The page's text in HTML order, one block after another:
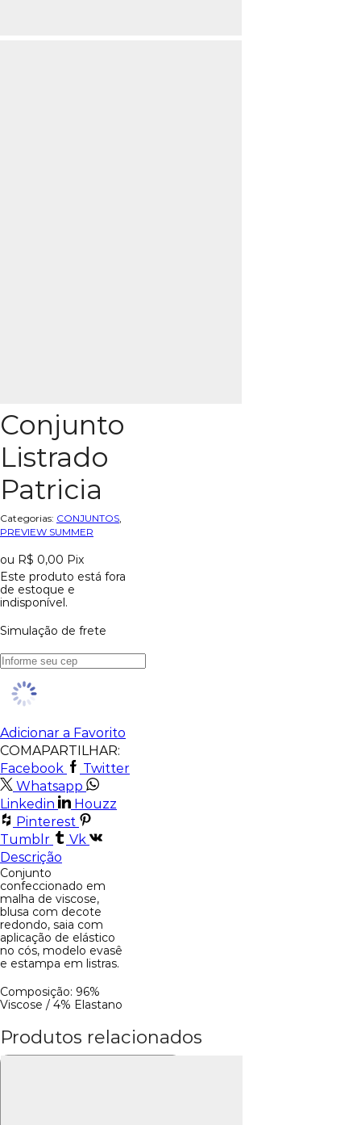
Conjunto
Listrado
Patricia
Categorias: CONJUNTOS
PREVIEW SUMMER
ou R$ 0,00 Pix
Este produto está fora
de estoque e
indisponível.
Simulação de frete
Adicionar a Favorito
COMAPARTILHAR:
Facebook
Twitter
Whatsapp
Linkedin
Houzz
Pinterest
Tumblr
Vk
Descrição
Conjunto
confeccionado em
malha de viscose,
blusa com decote
redondo, saia com
aplicação de elástico
no cós, modelo evasê
e estampa em listras.
Composição: 96%
Viscose / 4% Elastano
Produtos relacionados